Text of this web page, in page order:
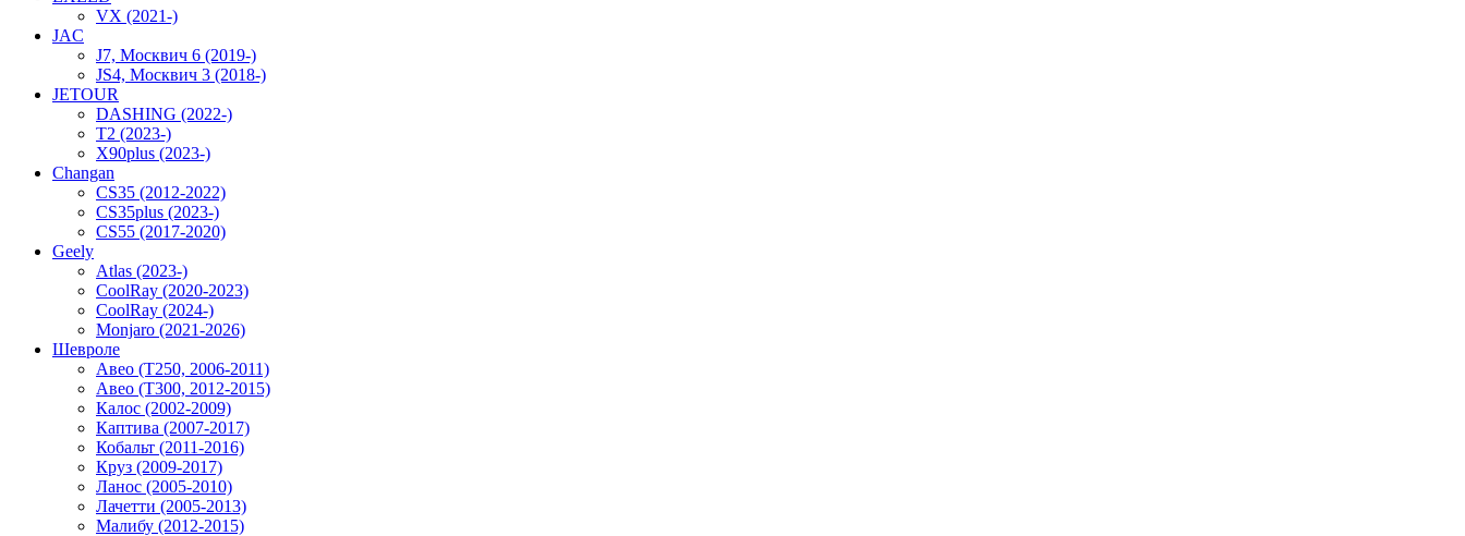
VX (2021-)
JAC
J7, Москвич 6 (2019-)
JS4, Москвич 3 (2018-)
JETOUR
DASHING (2022-)
T2 (2023-)
X90plus (2023-)
Changan
CS35 (2012-2022)
CS35plus (2023-)
CS55 (2017-2020)
Geely
Atlas (2023-)
CoolRay (2020-2023)
CoolRay (2024-)
Monjaro (2021-2026)
Шевроле
Авео (T250, 2006-2011)
Авео (T300, 2012-2015)
Калос (2002-2009)
Каптива (2007-2017)
Кобальт (2011-2016)
Круз (2009-2017)
Ланос (2005-2010)
Лачетти (2005-2013)
Малибу (2012-2015)